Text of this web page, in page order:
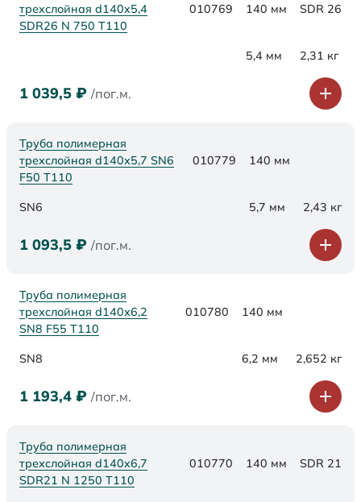
трехслойная d140x5,4
SDR26 N 750 Т110
010769 140 мм SDR 26
5,4 мм 2,31 кг
1 039,5 ₽ /пог.м.
Труба полимерная
трехслойная d140х5,7 SN6
F50 Т110
010779 140 мм
SN6 5,7 мм 2,43 кг
1 093,5 ₽ /пог.м.
Труба полимерная
трехслойная d140х6,2
SN8 F55 Т110
010780 140 мм
SN8 6,2 мм 2,652 кг
1 193,4 ₽ /пог.м.
Труба полимерная
трехслойная d140x6,7
SDR21 N 1250 Т110
010770 140 мм SDR 21